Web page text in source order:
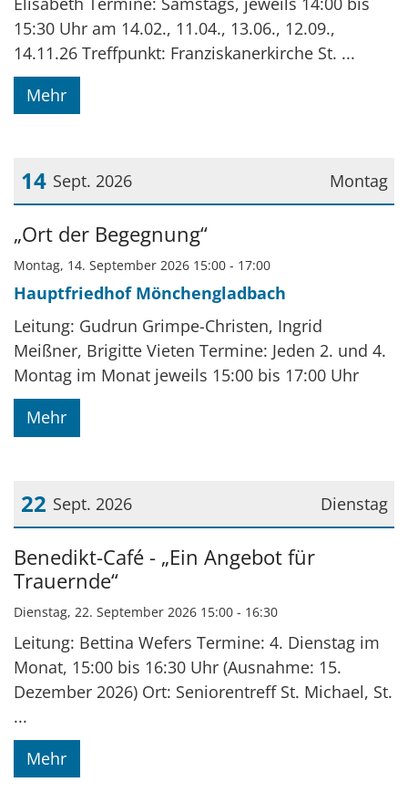
15:30 Uhr am 14.02., 11.04., 13.06., 12.09.,
14.11.26 Treffpunkt: Franziskanerkirche St. ...
Mehr
Montag
14 Sept. 2026
Datum: 14. September 2026
„Ort der Begegnung“
Montag, 14. September 2026 15:00 - 17:00
Hauptfriedhof Mönchengladbach
Leitung: Gudrun Grimpe-Christen, Ingrid
Meißner, Brigitte Vieten Termine: Jeden 2. und 4.
Montag im Monat jeweils 15:00 bis 17:00 Uhr
Mehr
Dienstag
22 Sept. 2026
Datum: 22. September 2026
Benedikt-Café - „Ein Angebot für
Trauernde“
Dienstag, 22. September 2026 15:00 - 16:30
Leitung: Bettina Wefers Termine: 4. Dienstag im
Monat, 15:00 bis 16:30 Uhr (Ausnahme: 15.
Dezember 2026) Ort: Seniorentreff St. Michael, St.
...
Mehr